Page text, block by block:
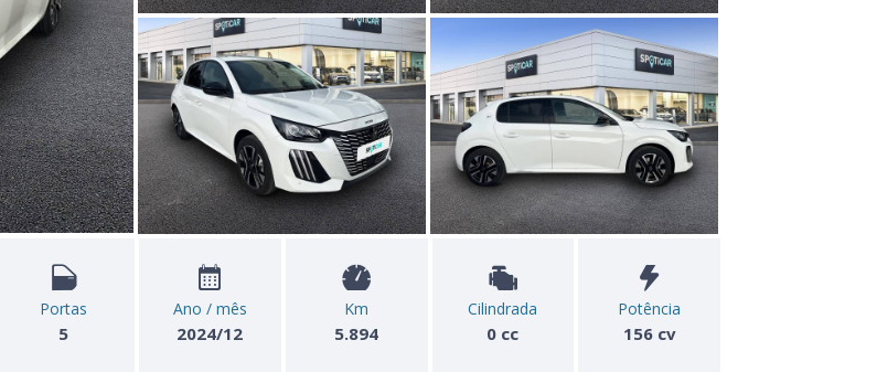
Portas
5
Ano / mês
2024/12
Km
5.894
Cilindrada
0 cc
Potência
156 cv